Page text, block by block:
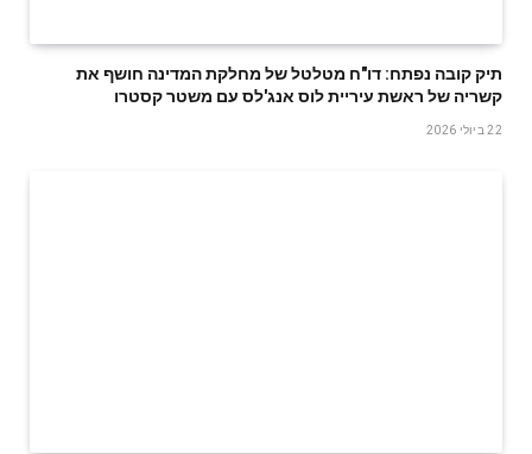
תיק קובה נפתח: דו"ח מטלטל של מחלקת המדינה חושף את
קשריה של ראשת עיריית לוס אנג'לס עם משטר קסטרו
22 ביולי 2026